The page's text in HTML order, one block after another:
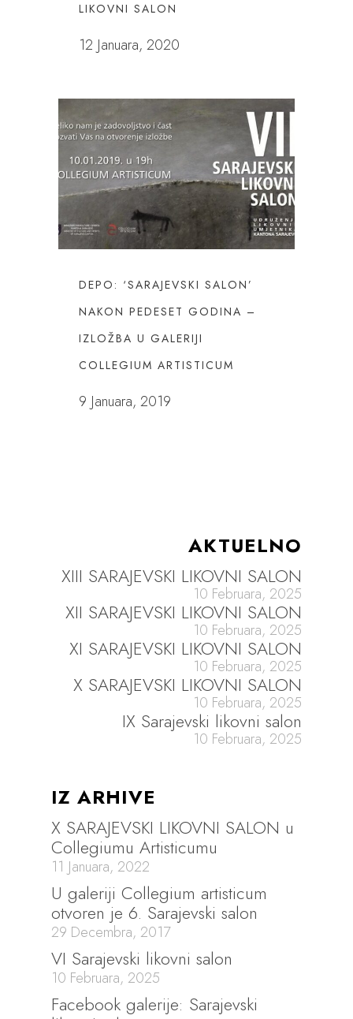
LIKOVNI SALON
12 Januara, 2020
DEPO: ‘SARAJEVSKI SALON’
NAKON PEDESET GODINA –
IZLOŽBA U GALERIJI
COLLEGIUM ARTISTICUM
9 Januara, 2019
AKTUELNO
XIII SARAJEVSKI LIKOVNI SALON
10 Februara, 2025
XII SARAJEVSKI LIKOVNI SALON
10 Februara, 2025
XI SARAJEVSKI LIKOVNI SALON
10 Februara, 2025
X SARAJEVSKI LIKOVNI SALON
10 Februara, 2025
IX Sarajevski likovni salon
10 Februara, 2025
IZ ARHIVE
X SARAJEVSKI LIKOVNI SALON u
Collegiumu Artisticumu
11 Januara, 2022
U galeriji Collegium artisticum
otvoren je 6. Sarajevski salon
29 Decembra, 2017
VI Sarajevski likovni salon
10 Februara, 2025
Facebook galerije: Sarajevski